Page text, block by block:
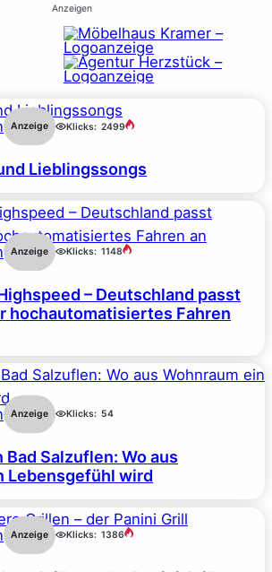
Anzeigen
Anzeige Klicks: 2499
Lieblingssongs
Anzeige Klicks: 1148
– Deutschland passt
hochautomatisiertes Fahren
Anzeige Klicks: 54
Bad Salzuflen: Wo aus
Lebensgefühl wird
Anzeige Klicks: 1386